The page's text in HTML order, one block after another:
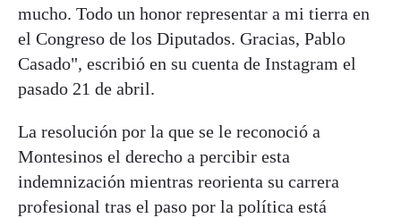
mucho. Todo un honor representar a mi tierra en
el Congreso de los Diputados. Gracias, Pablo
Casado", escribió en su cuenta de Instagram el
pasado 21 de abril.
La resolución por la que se le reconoció a
Montesinos el derecho a percibir esta
indemnización mientras reorienta su carrera
profesional tras el paso por la política está